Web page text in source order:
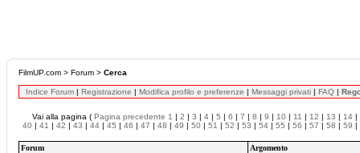
FilmUP.com > Forum > Cerca
Indice Forum | Registrazione | Modifica profilo e preferenze | Messaggi privati | FAQ |
Vai alla pagina ( Pagina precedente 1 | 2 | 3 | 4 | 5 | 6 | 7 | 8 | 9 | 10 | 11 | 12 | 13 | 14 |
40 | 41 | 42 | 43 | 44 | 45 | 46 | 47 | 48 | 49 | 50 | 51 | 52 | 53 | 54 | 55 | 56 | 57 | 58 | 59 |
Forum Argomento